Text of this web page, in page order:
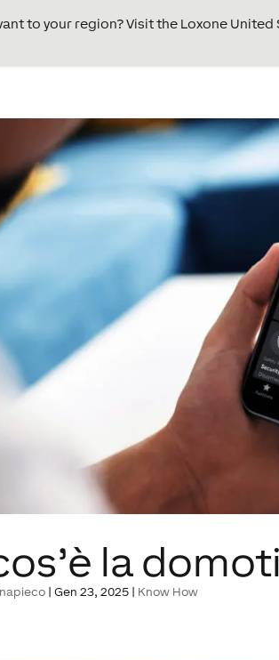
to your region? Visit the Loxone
la
|Gen 23, 2025 Know How